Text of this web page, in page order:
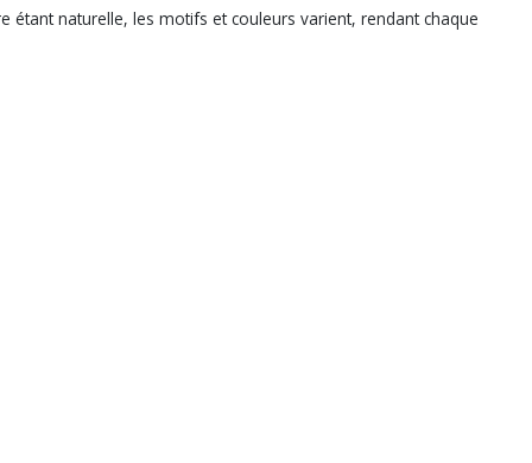
étant naturelle, les motifs et couleurs varient, rendant chaque